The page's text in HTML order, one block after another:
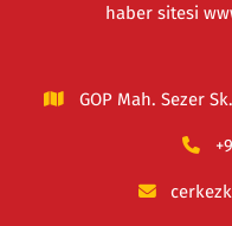
haber sitesi
GOP Mah. Sezer